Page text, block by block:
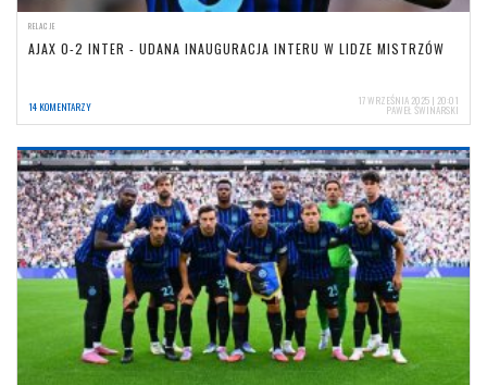
RELACJE
AJAX 0-2 INTER - UDANA INAUGURACJA INTERU W LIDZE MISTRZÓW
14 KOMENTARZY 17 WRZEŚNIA 2025 | 20:01
PAWEŁ ŚWINARSKI